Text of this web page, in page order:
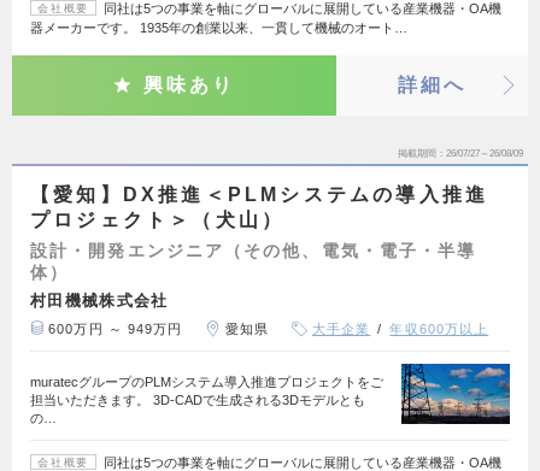
会社概要
同社は5つの事業を軸にグローバルに展開している産業機器・OA機
器メーカーです。 1935年の創業以来、一貫して機械のオート…
興味あり 詳細へ
掲載期間 26/07/27～26/08/09
【愛知】DX推進＜PLMシステムの導入推進
プロジェクト＞（犬山）
設計・開発エンジニア（その他、電気・電子・半導
体）
村田機械株式会社
600万円 ～ 949万円 愛知県 大手企業 年収600万以上
muratecグループのPLMシステム導入推進プロジェクトをご
担当いただきます。 3D-CADで生成される3Dモデルとも
の…
会社概要
同社は5つの事業を軸にグローバルに展開している産業機器・OA機